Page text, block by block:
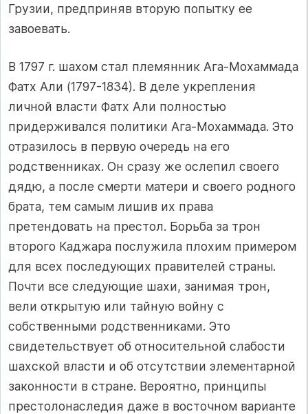
Грузии, предприняв вторую попытку ее
завоевать.
В 1797 г. шахом стал племянник Ага-Мохаммада
Фатх Али (1797-1834). В деле укрепления
личной власти Фатх Али полностью
придерживался политики Ага-Мохаммада. Это
отразилось в первую очередь на его
родственниках. Он сразу же ослепил своего
дядю, а после смерти матери и своего родного
брата, тем самым лишив их права
претендовать на престол. Борьба за трон
второго Каджара послужила плохим примером
для всех последующих правителей страны.
Почти все следующие шахи, занимая трон,
вели открытую или тайную войну с
собственными родственниками. Это
свидетельствует об относительной слабости
шахской власти и об отсутствии элементарной
законности в стране. Вероятно, принципы
престолонаследия даже в восточном варианте